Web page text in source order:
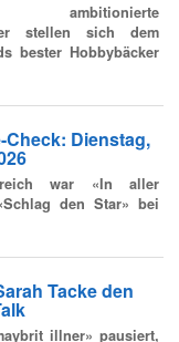
stellen sich dem
bester Hobbybäcker
Check: Dienstag,
war «In aller
den Star» bei
Tacke den
illner» pausiert,